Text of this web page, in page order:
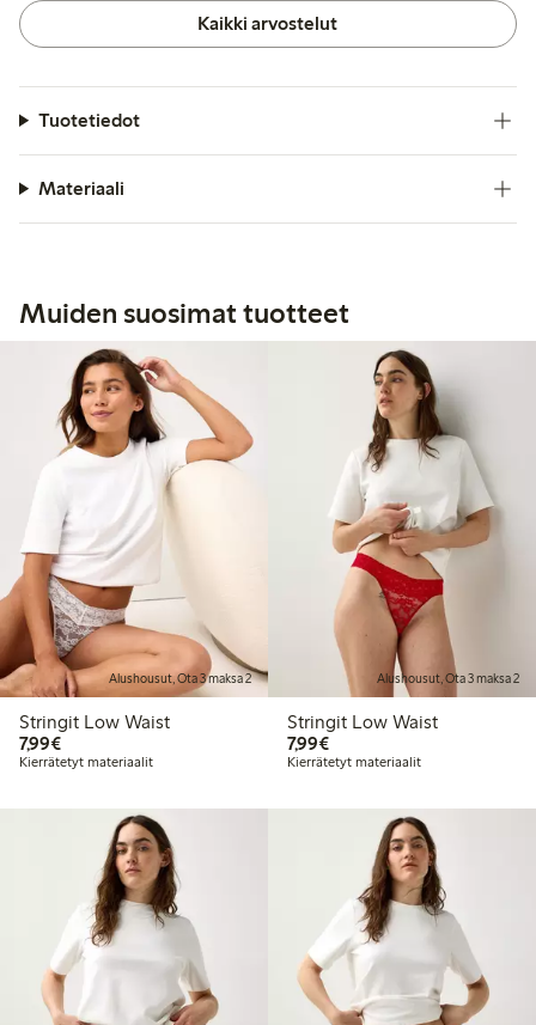
Kaikki arvostelut
Tuotetiedot
Materiaali
Muiden suosimat tuotteet
Alushousut, Ota 3 maksa 2
Stringit Low Waist
7,99€7,99 €
Kierrätetyt materiaalit
Alushousut, Ota 3 maksa 2
Stringit Low Waist
7,99€7,99 €
Kierrätetyt materiaalit